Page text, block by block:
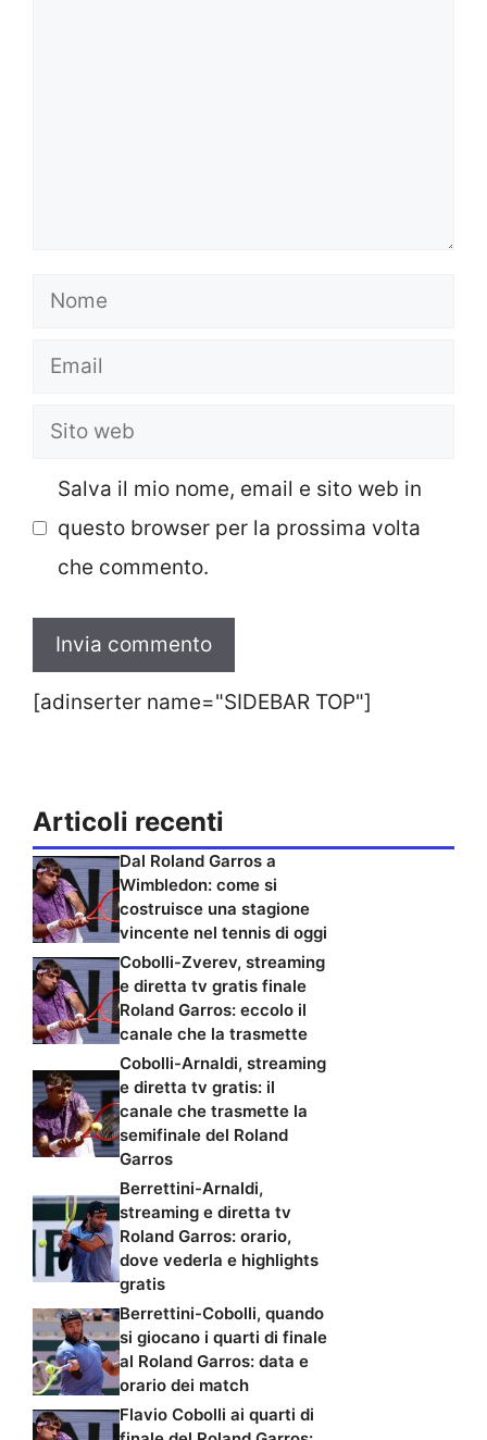
Nome
Email
Sito
Salva il mio nome, email e sito web in
questo browser per la prossima volta
che commento.
[adinserter name="SIDEBAR TOP"]
Articoli recenti
Dal Roland Garros a
Wimbledon: come si
costruisce una stagione
vincente nel tennis di oggi
Cobolli-Zverev, streaming
e diretta tv gratis finale
Roland Garros: eccolo il
canale che la trasmette
Cobolli-Arnaldi, streaming
e diretta tv gratis: il
canale che trasmette la
semifinale del Roland
Garros
Berrettini-Arnaldi,
streaming e diretta tv
Roland Garros: orario,
dove vederla e highlights
gratis
Berrettini-Cobolli, quando
si giocano i quarti di finale
al Roland Garros: data e
orario dei match
Flavio Cobolli ai quarti di